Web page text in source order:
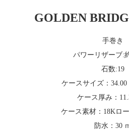
GOLDEN
手巻き
パワーリザーブ:
石数:19
ケースサイズ： 34.00
ケース厚み：
ケース素材： 18K ロ
防水： 30